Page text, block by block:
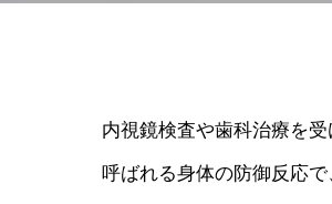
内視鏡検査や歯科治療を
呼ばれる身体の防御反応